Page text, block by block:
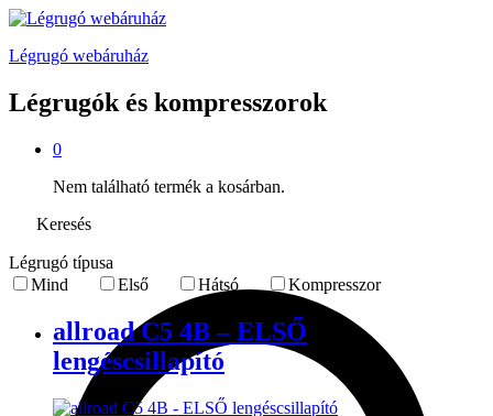
Légrugó webáruház
Légrugók és kompresszorok
0
Nem található termék a kosárban.
Keresés
Légrugó típusa
Mind
Első Hátsó Kompresszor
allroad C5 4B – ELSŐ
lengéscsillapító